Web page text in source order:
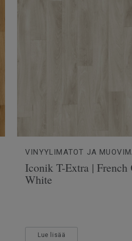
VINYYLIMATOT JA
Iconik T-Extra | French
White
Lue lisää